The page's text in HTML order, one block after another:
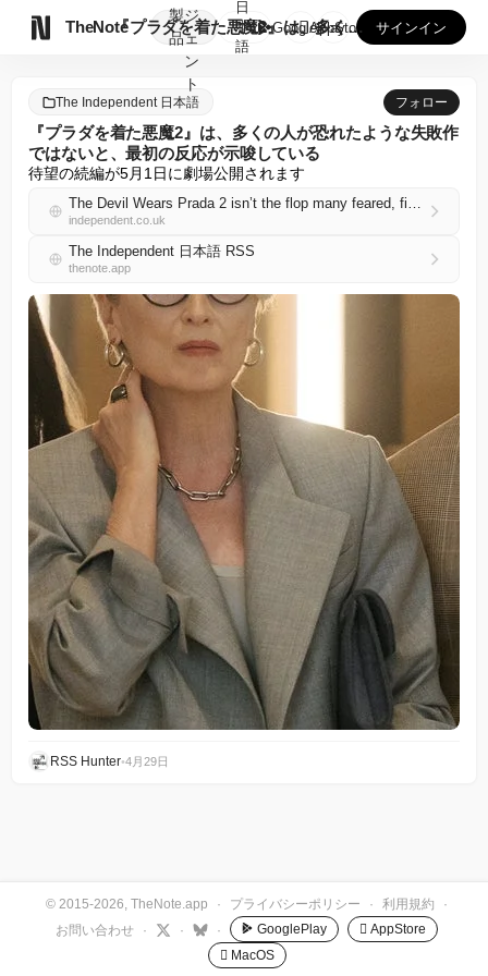
TheNote
製
品
ジ
ェ
ン
ト
『プラダを着た悪魔2』は、多くの人が恐れたような失敗作ではな...
日
本
語
GooglePlay
AppStore サインイン
The Independent 日本語 フォロー
『プラダを着た悪魔2』は、多くの人が恐れたような失敗作
ではないと、最初の反応が示唆している
待望の続編が5月1日に劇場公開されます
The Devil Wears Prada 2 isn’t the flop many feared, first reactions suggest
independent.co.uk
The Independent 日本語 RSS
thenote.app
RSS Hunter•4月29日
© 2015-2026, TheNote.app · プライバシーポリシー · 利用規約
·
お問い合わせ
· · · GooglePlay
 AppStore
 MacOS